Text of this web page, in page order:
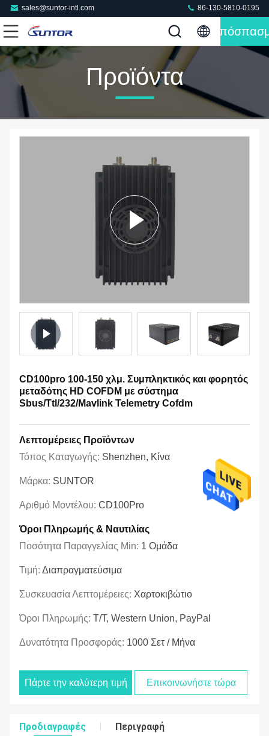
sales@suntor-intl.com 86-130-5810-0195
Προϊόντα
CD100pro 100-150 χλμ. Συμπληκτικός και φορητός
μεταδότης HD COFDM με σύστημα
Sbus/Ttl/232/Mavlink Telemetry Cofdm
Λεπτομέρειες Προϊόντων
Τόπος Καταγωγής: Shenzhen, Κίνα
Μάρκα: SUNTOR
Αριθμό Μοντέλου: CD100Pro
Όροι Πληρωμής & Ναυτιλίας
Ποσότητα Παραγγελίας Min: 1 Ομάδα
Τιμή: Διαπραγματεύσιμα
Συσκευασία Λεπτομέρειες: Χαρτοκιβώτιο
Όροι Πληρωμής: T/T, Western Union, PayPal
Δυνατότητα Προσφοράς: 1000 Σετ / Μήνα
Πάρτε την καλύτερη τιμή Επικοινωνήστε τώρα
Προδιαγραφές Περιγραφή